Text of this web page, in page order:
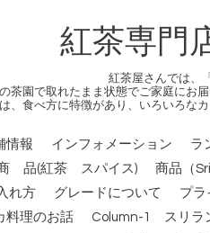
紅茶専門
紅茶屋さんでは、
茶園で取れたまま状態でご家庭にお
、食べ方に特徴があり、いろいろな
情報 インフォメーション ラ
品(紅茶 スパイス) 商品（
れ方
グレードについて プラ
理のお話
Column-1 スリラ